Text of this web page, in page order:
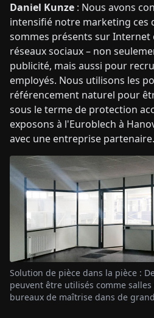
Daniel Kunze : Nous avons
intensifié notre marketing ces
sommes présents sur Internet
réseaux sociaux – non
publicité, mais aussi pour
employés. Nous utilisons les
référencement naturel pour
sous le terme de protection
exposons à l'Euroblech à
avec une entreprise partenaire.
Solution de pièce dans la pièce :
peuvent être utilisés comme
bureaux de maîtrise dans de